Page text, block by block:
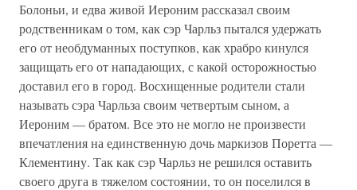
Болоньи, и едва живой Иероним рассказал своим
родственникам о том, как сэр Чарльз пытался удержать
его от необдуманных поступков, как храбро кинулся
защищать его от нападающих, с какой осторожностью
доставил его в город. Восхищенные родители стали
называть сэра Чарльза своим четвертым сыном, а
Иероним — братом. Все это не могло не произвести
впечатления на единственную дочь маркизов Поретта —
Клементину. Так как сэр Чарльз не решился оставить
своего друга в тяжелом состоянии, то он поселился в